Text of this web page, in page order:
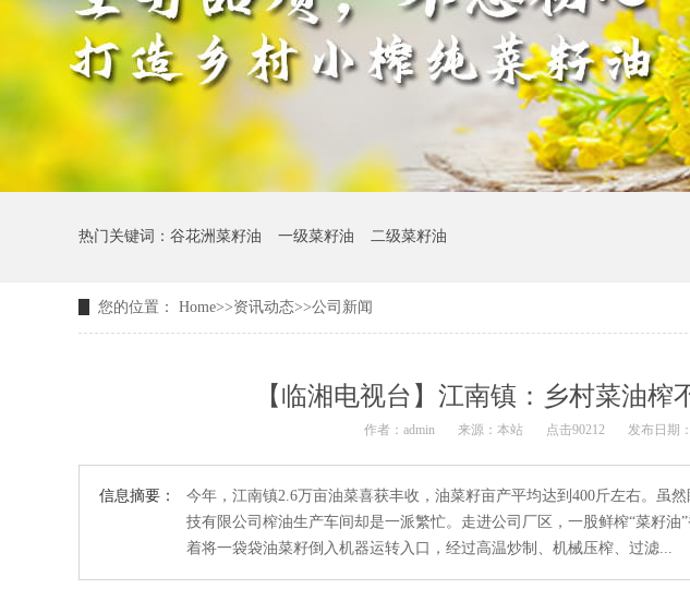
热门关键词： 谷花洲菜籽油 一级菜籽油 二级菜籽油
您的位置： Home>>资讯动态>>公司新闻
【临湘电视台】江南镇：乡村菜油榨
作者：admin 来源：本站 点击90212 发布日期
信息摘要：
今年，江南镇2.6万亩油菜喜获丰收，油菜籽亩产平均达到400斤左右。虽
技有限公司榨油生产车间却是一派繁忙。走进公司厂区，一股鲜榨“菜籽
着将一袋袋油菜籽倒入机器运转入口，经过高温炒制、机械压榨、过滤...